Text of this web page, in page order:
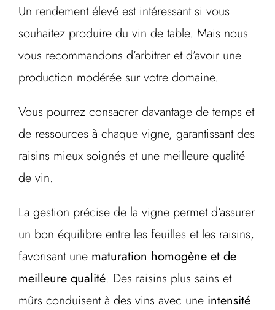
Un rendement élevé est intéressant si vous
souhaitez produire du vin de table. Mais nous
vous recommandons d’arbitrer et d’avoir une
production modérée sur votre domaine.
Vous pourrez consacrer davantage de temps et
de ressources à chaque vigne, garantissant des
raisins mieux soignés et une meilleure qualité
de vin.
La gestion précise de la vigne permet d’assurer
un bon équilibre entre les feuilles et les raisins,
favorisant une maturation homogène et de
meilleure qualité. Des raisins plus sains et
mûrs conduisent à des vins avec une intensité